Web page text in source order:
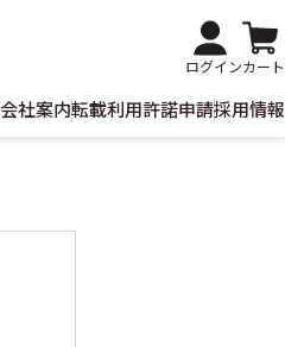
ログインカート
会社案内転載利用許諾申請採用情報